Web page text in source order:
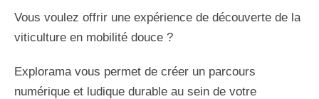
Vous voulez offrir une expérience de découverte de la
viticulture en mobilité douce ?
Explorama vous permet de créer un parcours
numérique et ludique durable au sein de votre